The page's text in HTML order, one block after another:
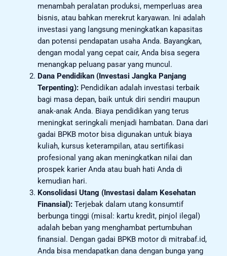
menambah peralatan produksi, memperluas area
bisnis, atau bahkan merekrut karyawan. Ini adalah
investasi yang langsung meningkatkan kapasitas
dan potensi pendapatan usaha Anda. Bayangkan,
dengan modal yang cepat cair, Anda bisa segera
menangkap peluang pasar yang muncul.
Dana Pendidikan (Investasi Jangka Panjang
Terpenting):Pendidikan adalah investasi terbaik
bagi masa depan, baik untuk diri sendiri maupun
anak-anak Anda. Biaya pendidikan yang terus
meningkat seringkali menjadi hambatan. Dana dari
gadai BPKB motor bisa digunakan untuk biaya
kuliah, kursus keterampilan, atau sertifikasi
profesional yang akan meningkatkan nilai dan
prospek karier Anda atau buah hati Anda di
kemudian hari.
Konsolidasi Utang (Investasi dalam Kesehatan
Finansial):Terjebak dalam utang konsumtif
berbunga tinggi (misal: kartu kredit, pinjol ilegal)
adalah beban yang menghambat pertumbuhan
finansial. Dengan gadai BPKB motor di mitrabaf.id,
Anda bisa mendapatkan dana dengan bunga yang